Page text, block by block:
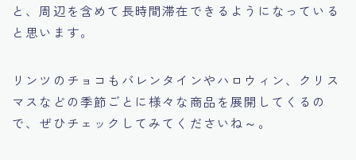
と、周辺を含めて長時間滞在できるようになっている
と思います。
リンツのチョコもバレンタインやハロウィン、クリス
マスなどの季節ごとに様々な商品を展開してくるの
で、ぜひチェックしてみてくださいね～。